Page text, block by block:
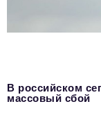
В российском
массовый сбой